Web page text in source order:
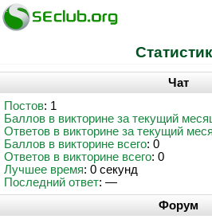
Чат
Постов: 1
Баллов в викторине за текущий
Ответов в викторине за текущий
Баллов в викторине всего: 0
Ответов в викторине всего: 0
Лучшее время: 0 секунд
Последний ответ: —
Форум